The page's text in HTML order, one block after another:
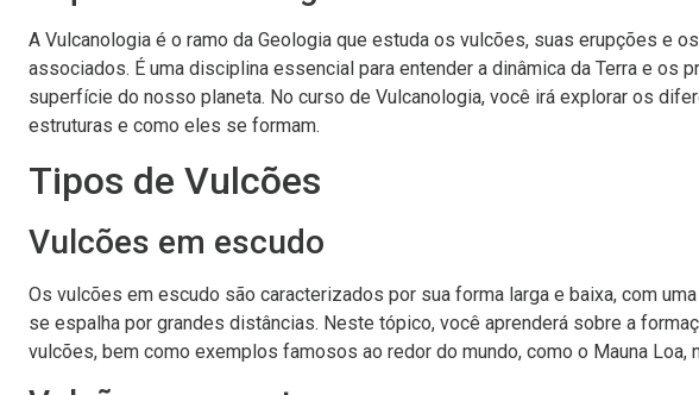
A Vulcanologia é o ramo da Geologia que estuda os vulcões, suas erupções e
associados. É uma disciplina essencial para entender a dinâmica da Terra e os
superfície do nosso planeta. No curso de Vulcanologia, você irá explorar os
estruturas e como eles se formam.
Tipos de Vulcões
Vulcões em escudo
Os vulcões em escudo são caracterizados por sua forma larga e baixa, com
se espalha por grandes distâncias. Neste tópico, você aprenderá sobre a
vulcões, bem como exemplos famosos ao redor do mundo, como o Mauna Loa,